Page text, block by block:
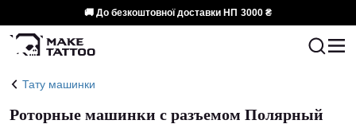
🚚 До безкоштовної доставки НП 3000 ₴
Тату машинки
Роторные машинки с разъемом Полярный